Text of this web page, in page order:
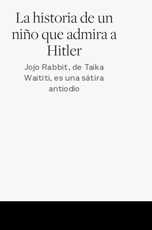
La historia de un
niño que admira a
Hitler
Jojo Rabbit, de Taika
Waititi, es una sátira
antiodio